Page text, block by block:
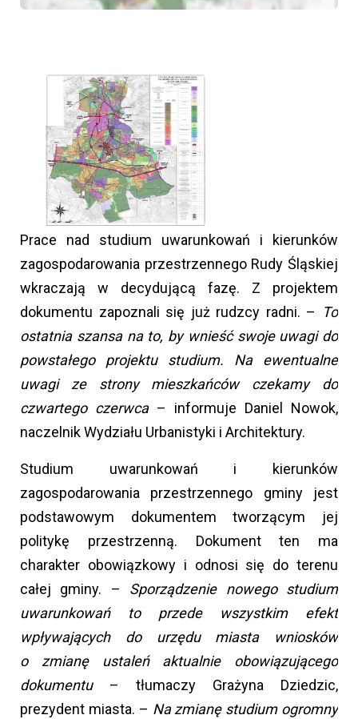
Prace nad studium uwarunkowań i kierunków
zagospodarowania przestrzennego Rudy Śląskiej
wkraczają w decydującą fazę. Z projektem
dokumentu zapoznali się już rudzcy radni. –
To
ostatnia szansa na to, by wnieść swoje uwagi do
powstałego projektu studium. Na ewentualne
uwagi ze strony mieszkańców czekamy do
czwartego czerwca– informuje Daniel Nowok,
naczelnik Wydziału Urbanistyki i Architektury.
Studium uwarunkowań i kierunków
zagospodarowania przestrzennego gminy jest
podstawowym dokumentem tworzącym jej
politykę przestrzenną. Dokument ten ma
charakter obowiązkowy i odnosi się do terenu
całej gminy. – Sporządzenie nowego studium
uwarunkowań to przede wszystkim efekt
wpływających do urzędu miasta wniosków
o zmianę ustaleń aktualnie obowiązującego
dokumentu– tłumaczy Grażyna Dziedzic,
prezydent miasta. – Na zmianę studium ogromny